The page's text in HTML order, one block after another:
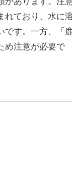
れており、水に
です。一方、「
め注意が必要で